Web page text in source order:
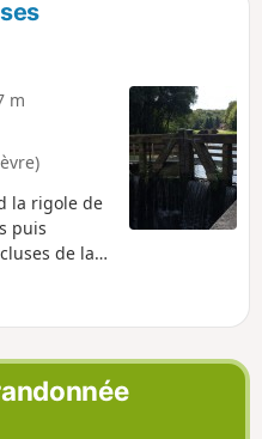
m
la rigole de
puis
de la